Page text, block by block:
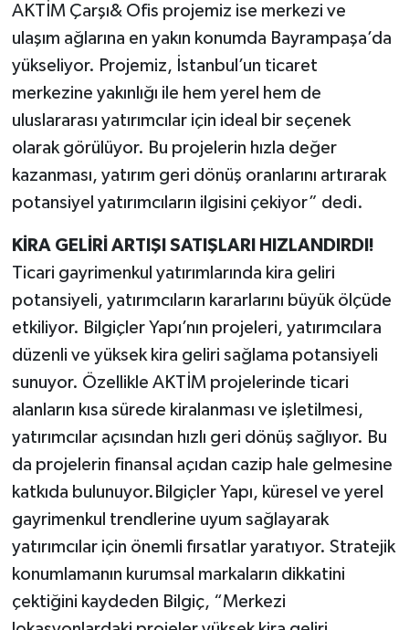
AKTİM Çarşı& Ofis projemiz ise merkezi ve
ulaşım ağlarına en yakın konumda Bayrampaşa’da
yükseliyor. Projemiz, İstanbul’un ticaret
merkezine yakınlığı ile hem yerel hem de
uluslararası yatırımcılar için ideal bir seçenek
olarak görülüyor. Bu projelerin hızla değer
kazanması, yatırım geri dönüş oranlarını artırarak
potansiyel yatırımcıların ilgisini çekiyor” dedi.
KİRA GELİRİ ARTIŞI SATIŞLARI HIZLANDIRDI!
Ticari gayrimenkul yatırımlarında kira geliri
potansiyeli, yatırımcıların kararlarını büyük ölçüde
etkiliyor. Bilgiçler Yapı’nın projeleri, yatırımcılara
düzenli ve yüksek kira geliri sağlama potansiyeli
sunuyor. Özellikle AKTİM projelerinde ticari
alanların kısa sürede kiralanması ve işletilmesi,
yatırımcılar açısından hızlı geri dönüş sağlıyor. Bu
da projelerin finansal açıdan cazip hale gelmesine
katkıda bulunuyor.Bilgiçler Yapı, küresel ve yerel
gayrimenkul trendlerine uyum sağlayarak
yatırımcılar için önemli fırsatlar yaratıyor. Stratejik
konumlamanın kurumsal markaların dikkatini
çektiğini kaydeden Bilgiç, “Merkezi